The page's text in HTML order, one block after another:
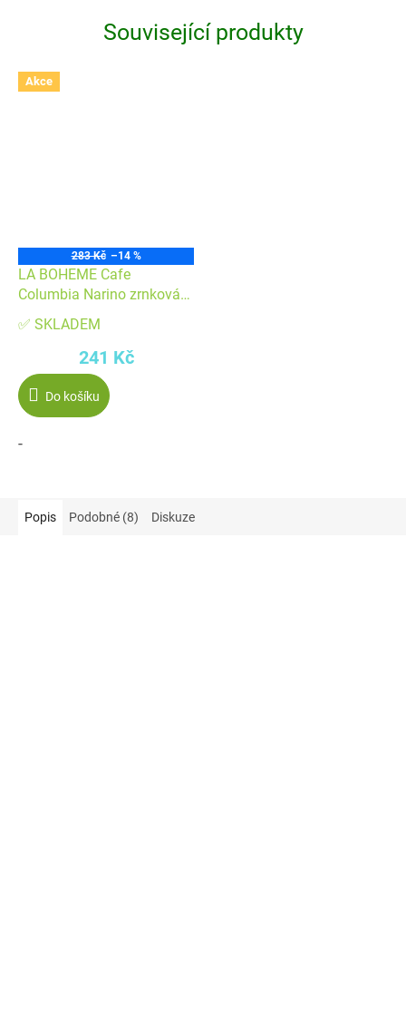
Související produkty
Akce
283 Kč –14 %
LA BOHEME Cafe
Columbia Narino zrnková
226 g
✅ SKLADEM
241 Kč
Do košíku
-
Popis Podobné (8) Diskuze